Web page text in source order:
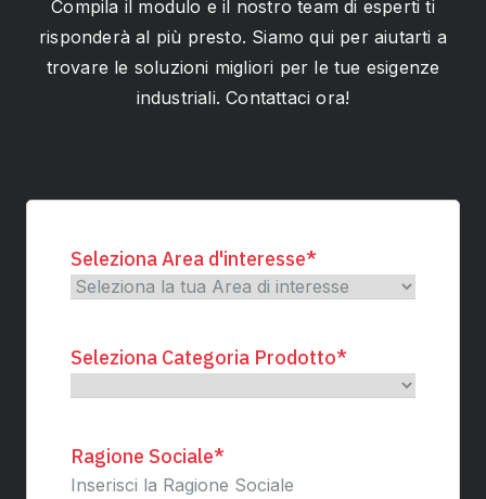
Compila il modulo e il nostro team di esperti ti
risponderà al più presto. Siamo qui per aiutarti a
trovare le soluzioni migliori per le tue esigenze
industriali. Contattaci ora!
Seleziona Area d'interesse*
Seleziona Categoria Prodotto*
Ragione Sociale*